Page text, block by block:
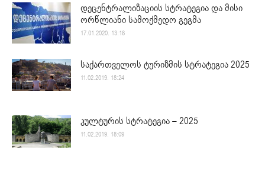
დეცენტრალიზაციის სტრატეგია და მისი
ორწლიანი სამოქმედო გეგმა
17.01.2020. 13:16
საქართველოს ტურიზმის სტრატეგია 2025
11.02.2019. 18:24
კულტურის სტრატეგია – 2025
11.02.2019. 18:09